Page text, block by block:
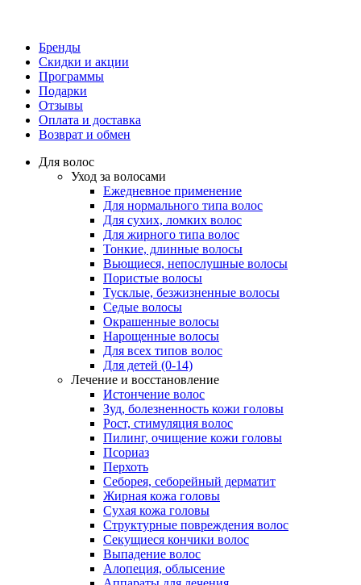
Бренды
Скидки и акции
Программы
Подарки
Отзывы
Оплата и доставка
Возврат и обмен
Для волос
Уход за волосами
Ежедневное применение
Для нормального типа волос
Для сухих, ломких волос
Для жирного типа волос
Тонкие, длинные волосы
Вьющиеся, непослушные волосы
Пористые волосы
Тусклые, безжизненные волосы
Седые волосы
Окрашенные волосы
Нарощенные волосы
Для всех типов волос
Для детей (0-14)
Лечение и восстановление
Истончение волос
Зуд, болезненность кожи головы
Рост, стимуляция волос
Пилинг, очищение кожи головы
Псориаз
Перхоть
Себорея, себорейный дерматит
Жирная кожа головы
Сухая кожа головы
Структурные повреждения волос
Секущиеся кончики волос
Выпадение волос
Алопеция, облысение